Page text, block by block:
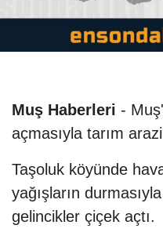
Muş Haberleri -
açmasıyla tarım
Taşoluk köyünde
yağışların
gelincikler çiçek açtı.